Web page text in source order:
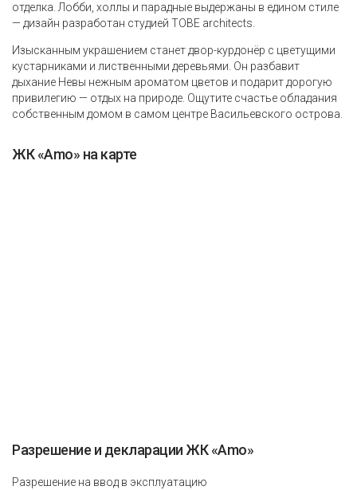
отделка. Лобби, холлы и парадные выдержаны в едином стиле
— дизайн разработан студией TOBE architects.
Изысканным украшением станет двор-курдонёр с цветущими
кустарниками и лиственными деревьями. Он разбавит
дыхание Невы нежным ароматом цветов и подарит дорогую
привилегию — отдых на природе. Ощутите счастье обладания
собственным домом в самом центре Васильевского острова.
ЖК «Amo» на карте
Разрешение и декларации ЖК «Amo»
Разрешение на ввод в эксплуатацию